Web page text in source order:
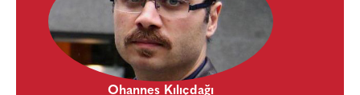
Ohannes Kılıçdağı